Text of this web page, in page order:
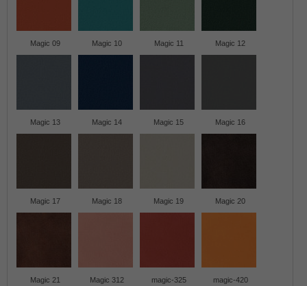
Magic 09 Magic 10 Magic 11 Magic 12
Magic 13 Magic 14 Magic 15 Magic 16
Magic 17 Magic 18 Magic 19 Magic 20
Magic 21 Magic 312 magic-325 magic-420